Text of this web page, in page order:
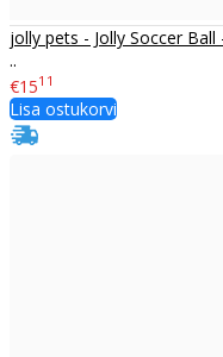
jolly pets - Jolly Soccer
..
€1511
Lisa ostukorvi